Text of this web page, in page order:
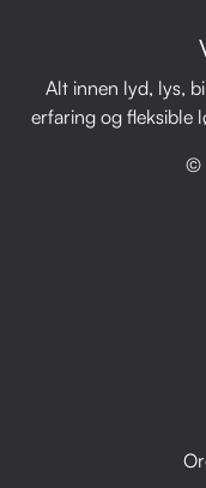
Alt innen lyd, lys,
erfaring og fleksible
©